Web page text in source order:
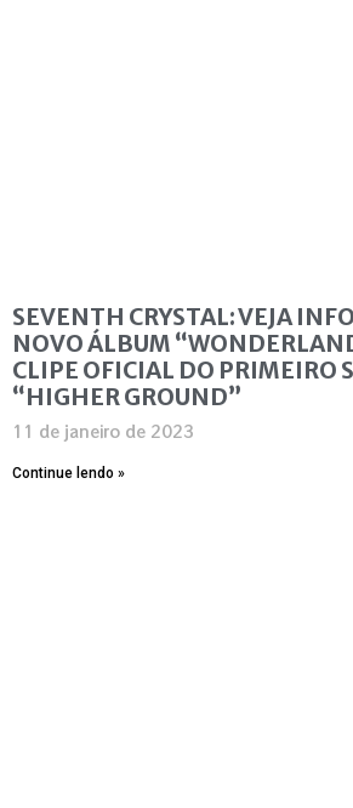
SEVENTH CRYSTAL: VEJA
NOVO ÁLBUM
CLIPE OFICIAL DO PRIMEIRO
“HIGHER GROUND”
11 de janeiro de 2023
Continue lendo »